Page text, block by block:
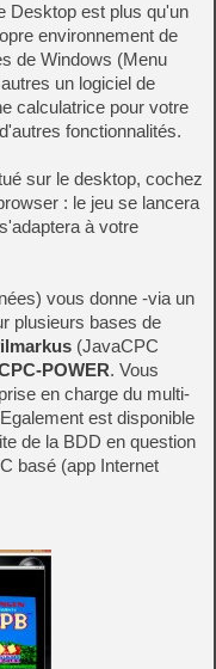
Desktop est plus qu'un
environnement de
de Windows (Menu
un logiciel de
calculatrice pour votre
fonctionnalités.
sur le desktop, cochez
: le jeu se lancera
à votre
vous donne -via un
plusieurs bases de
(JavaCPC
POWER. Vous
en charge du multi-
est disponible
de la BDD en question
basé (app Internet